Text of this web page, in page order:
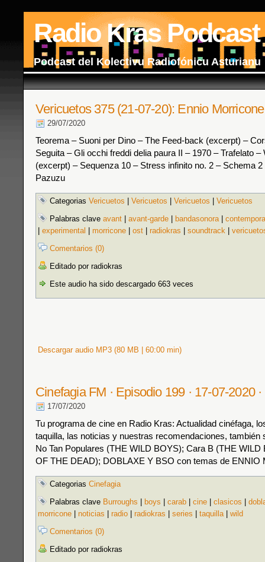
Radio Kras Podcast
Podcast del Kolectivu Radiofónicu Asturianu
Vericuetos 375 (21-07-20): Ennio Morricone
29/07/2020
Teorema – Suoni per Dino – The Feed-back (excerpt) –
Seguita – Gli occhi freddi delia paura II – 1970 – Trafelato –
(excerpt) – Sequenza 10 – Stress infinito no. 2 – Schema
Pazuzu
Categorias Vericuetos Vericuetos Vericuetos
Vericuetos
Palabras clave avant avant-garde bandasonora|
experimental morricone ost radiokras soundtrack
Comentarios (0)
Editado por radiokras
Este audio ha sido descargado 663 veces
Descargar audio MP3 (80 MB | 60:00 min)
Cinefagia FM · Episodio 199 · 17-07-2020
17/07/2020
Tu programa de cine en Radio Kras: Actualidad cinéfaga,
taquilla, las noticias y nuestras recomendaciones, también
No Tan Populares (THE WILD BOYS); Cara B (THE WILD
OF THE DEAD); DOBLAXE Y BSO con temas de ENNIO
Categorias Cinefagia
Palabras clave Burroughs boys carab cine clasicos
morricone
noticias radio radiokras series taquilla| wild
Comentarios (0)
Editado por radiokras